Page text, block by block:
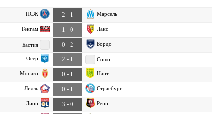
ПСЖ 2 - 1 Марсель
Генгам 1 - 0 Ланс
Бастия 0 - 2 Бордо
Осер 2 - 1 Сошо
Монако 0 - 1 Нант
Лилль 0 - 1 Страсбург
Лион 3 - 0 Ренн